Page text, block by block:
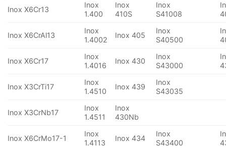
Inox X6Cr13
Inox
1.400
Inox
410S
Inox
S41008
Inox X6CrAl13
Inox
1.4002
Inox 405
Inox
S40500
Inox X6Cr17
Inox
1.4016
Inox 430
Inox
S43000
Inox X3CrTi17
Inox
1.4510
Inox 439
Inox
S43035
Inox X3CrNb17
Inox
1.4511
Inox
430Nb
Inox X6CrMo17-1
Inox
1.4113
Inox 434
Inox
S43400